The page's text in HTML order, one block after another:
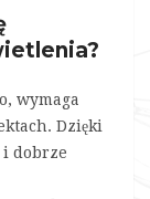
wymaga
Dzięki
i dobrze